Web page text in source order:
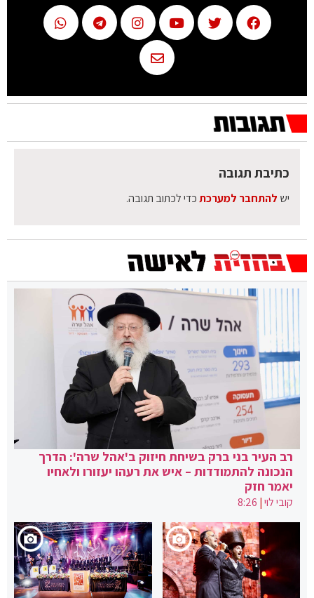
כתיבת תגובה
יש להתחבר למערכתכדי לכתוב תגובה.
רב העיר בני ברק בשיחת חיזוק ב'אהל שרה': הדרך
הנכונה להתמודדות – איש את רעהו יעזורו ולאחיו
יאמר חזק
קובי לוי|
8:26